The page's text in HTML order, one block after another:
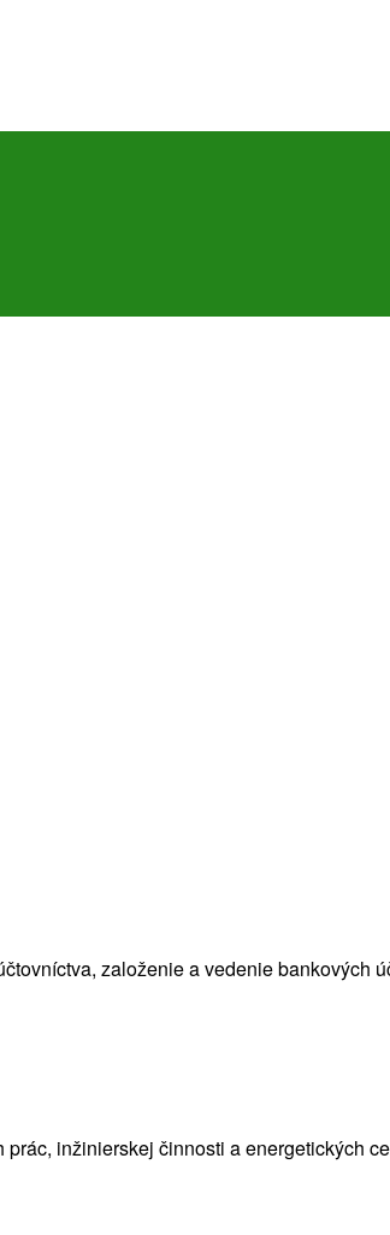
založenie a vedenie bankových
inžinierskej činnosti a energetických